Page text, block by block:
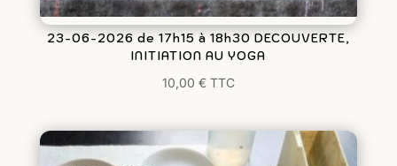
23-06-2026 de 17h15 à 18h30 DECOUVERTE,
INITIATION AU YOGA
10,00 € TTC